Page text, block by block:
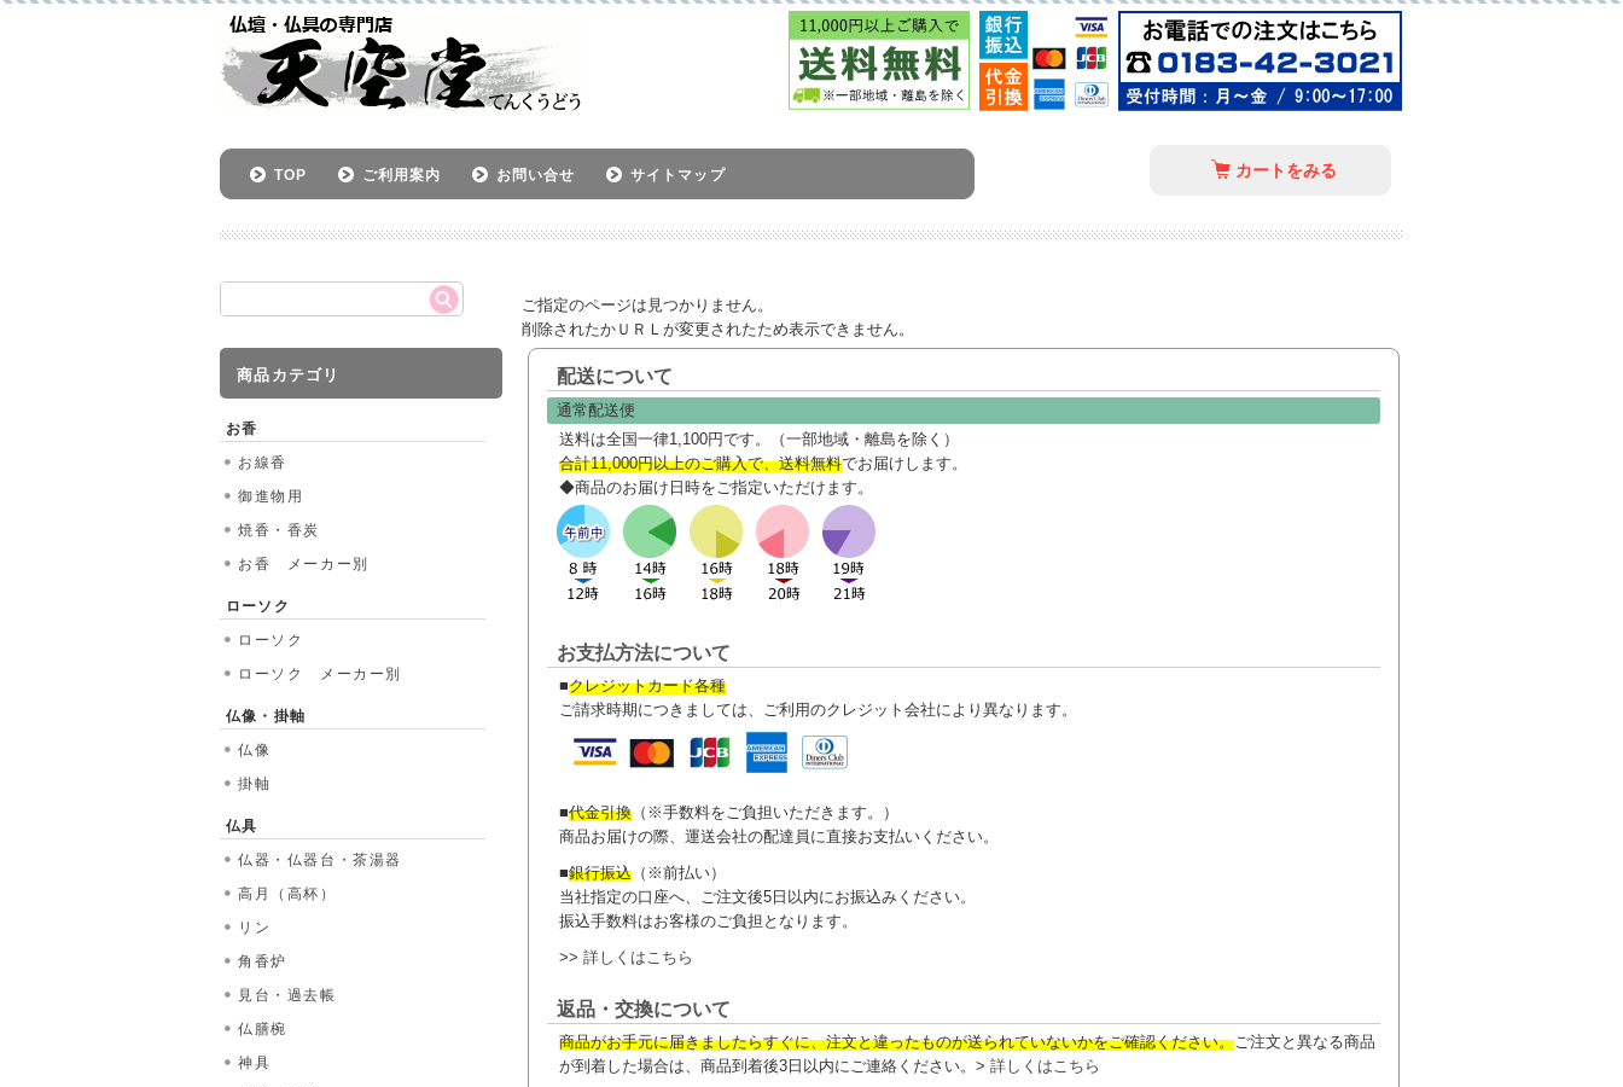
カートをみる
TOP ご利用案内 お問い合せ サイトマップ
ご指定のページは見つかりません。
削除されたかＵＲＬが変更されたため表示できません。
配送について
通常配送便
送料は全国一律1,100円です。（一部地域・離島を除く）
合計11,000円以上のご購入で、送料無料でお届けします。
◆商品のお届け日時をご指定いただけます。
お支払方法について
■クレジットカード各種
ご請求時期につきましては、ご利用のクレジット会社により異なります。
■代金引換 （※手数料をご負担いただきます。）
商品お届けの際、運送会社の配達員に直接お支払いください。
■銀行振込 （※前払い）
当社指定の口座へ、ご注文後5日以内にお振込みください。
振込手数料はお客様のご負担となります。
>> 詳しくはこちら
返品・交換について
商品がお手元に届きましたらすぐに、注文と違ったものが送られていないかをご確認ください。 ご注文と異なる商品
が到着した場合は、商品到着後3日以内にご連絡ください。> 詳しくはこちら
商品カテゴリ
お香
お線香
御進物用
焼香・香炭
お香 メーカー別
ローソク
ローソク
ローソク メーカー別
仏像・掛軸
仏像
掛軸
仏具
仏器・仏器台・茶湯器
高月（高杯）
リン
角香炉
見台・過去帳
仏膳椀
神具